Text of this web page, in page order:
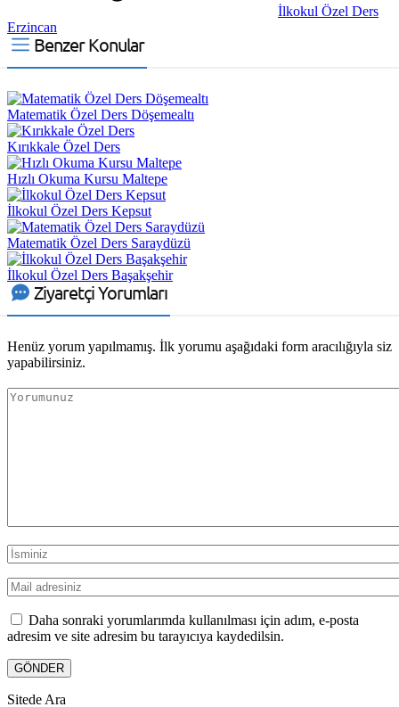
İlkokul Özel Ders
Erzincan
Benzer Konular
Matematik Özel Ders Döşemealtı
Kırıkkale Özel Ders
Hızlı Okuma Kursu Maltepe
İlkokul Özel Ders Kepsut
Matematik Özel Ders Saraydüzü
İlkokul Özel Ders Başakşehir
Ziyaretçi Yorumları
Henüz yorum yapılmamış. İlk yorumu aşağıdaki form aracılığıyla siz
yapabilirsiniz.
Daha sonraki yorumlarımda kullanılması için adım, e-posta
adresim ve site adresim bu tarayıcıya kaydedilsin.
Sitede Ara